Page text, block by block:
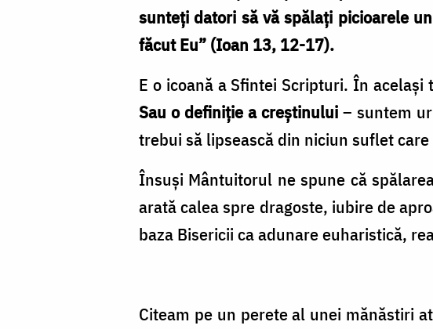
sunteți datori să vă spălați picioarele
făcut Eu” (Ioan 13, 12-17).
E o icoană a Sfintei Scripturi. În
Sau o definiție a creștinului – suntem
trebui să lipsească din niciun suflet
Însuși Mântuitorul ne spune că
arată calea spre dragoste, iubire de
baza Bisericii ca adunare euharistică,
Citeam pe un perete al unei mănăstiri